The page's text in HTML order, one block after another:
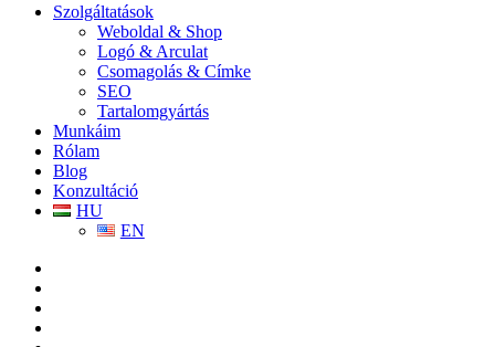
Szolgáltatások
Weboldal & Shop
Logó & Arculat
Csomagolás & Címke
SEO
Tartalomgyártás
Munkáim
Rólam
Blog
Konzultáció
HU
EN